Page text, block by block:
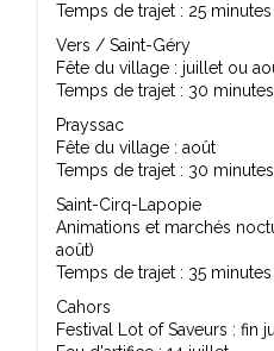
Temps de trajet : 25 minutes
Vers / Saint-Géry
Fête du village : juillet ou
Temps de trajet : 30 minutes
Prayssac
Fête du village : août
Temps de trajet : 30 minutes
Saint-Cirq-Lapopie
Animations et marchés
août)
Temps de trajet : 35 minutes
Cahors
Festival Lot of Saveurs : fin